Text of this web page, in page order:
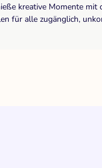
kreative Momente
für alle zugänglich,